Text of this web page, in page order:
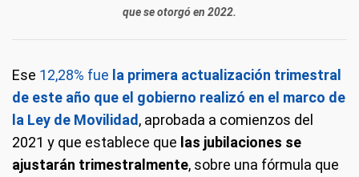
que se otorgó en 2022.
Ese 12,28% fue la primera actualización trimestral
de este año que el gobierno realizó en el marco de
la Ley de Movilidad, aprobada a comienzos del
2021 y que establece que las jubilaciones se
ajustarán trimestralmente, sobre una fórmula que